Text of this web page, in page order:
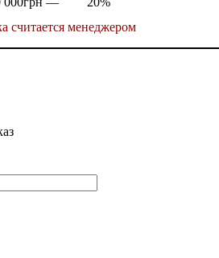
считается менеджером